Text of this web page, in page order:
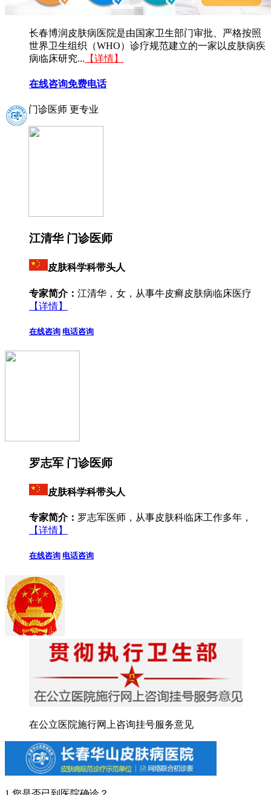
长春博润皮肤病医院是由国家卫生部门审批、严格按照
世界卫生组织（WHO）诊疗规范建立的一家以皮肤病疾
病临床研究... 【详情】
在线咨询免费电话
门诊医师 更专业
江清华 门诊医师
皮肤科学科带头人
专家简介： 江清华，女，从事牛皮癣皮肤病临床医疗
【详情】
在线咨询 电话咨询
罗志军 门诊医师
皮肤科学科带头人
专家简介： 罗志军医师，从事皮肤科临床工作多年，
【详情】
在线咨询 电话咨询
在公立医院施行网上咨询挂号服务意见